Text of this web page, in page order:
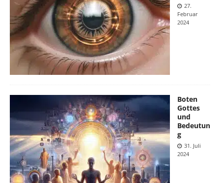
27.
Februar
2024
Boten
Gottes
und
Bedeutun
g
31. Juli
2024